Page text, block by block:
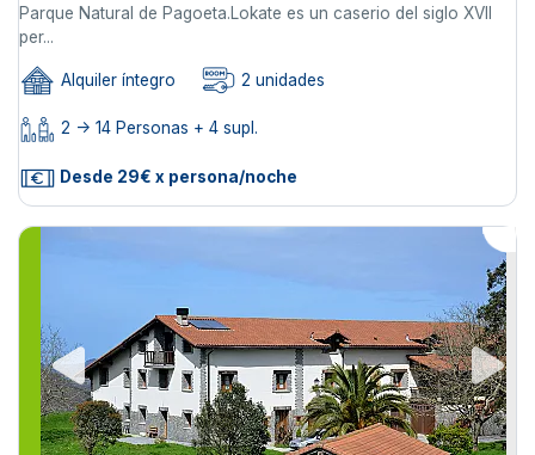
Parque Natural de Pagoeta.Lokate es un caserio del siglo XVII
per...
Alquiler íntegro 2 unidades
2 -> 14 Personas + 4 supl.
Desde 29€ x persona/noche